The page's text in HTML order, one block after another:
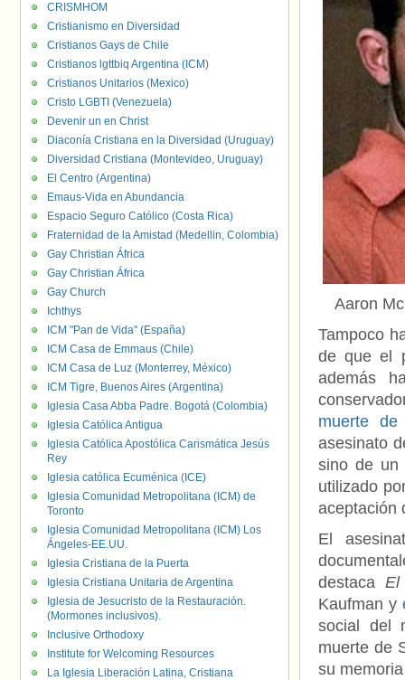
Aaron
Tampoco
de que el
además
muerte de
asesinato
sino de un
utilizado
aceptación
El
destaca
Kaufman y
social del
muerte de
su
CRISMHOM
Cristianismo en Diversidad
Cristianos Gays de Chile
Cristianos lgttbiq Argentina (ICM)
Cristianos Unitarios (Mexico)
Cristo LGBTI (Venezuela)
Devenir un en Christ
Diaconía Cristiana en la Diversidad (Uruguay)
Diversidad Cristiana (Montevideo, Uruguay)
El Centro (Argentina)
Emaus-Vida en Abundancia
Espacio Seguro Católico (Costa Rica)
Fraternidad de la Amistad (Medellin, Colombia)
Gay Christian África
Gay Christian África
Gay Church
Ichthys
ICM "Pan de Vida" (España)
ICM Casa de Emmaus (Chile)
ICM Casa de Luz (Monterrey, México)
ICM Tigre, Buenos Aires (Argentina)
Iglesia Casa Abba Padre. Bogotá (Colombia)
Iglesia Católica Antigua
Iglesia Católica Apostólica Carismática Jesús
Rey
Iglesia católica Ecuménica (ICE)
Iglesia Comunidad Metropolitana (ICM) de
Toronto
Iglesia Comunidad Metropolitana (ICM) Los
Ángeles-EE.UU.
Iglesia Cristiana de la Puerta
Iglesia Cristiana Unitaria de Argentina
Iglesia de Jesucristo de la Restauración.
(Mormones inclusivos).
Inclusive Orthodoxy
Institute for Welcoming Resources
La Iglesia Liberación Latina, Cristiana